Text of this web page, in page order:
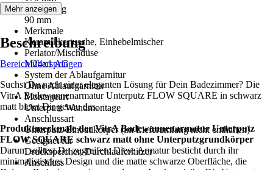
Ausladung
90 mm
Merkmale
Keramikkartusche, Einhebelmischer
Perlator/Mischdüse
M24x1 AG
System der Ablaufgarnitur
Ohne Ablaufgarnitur
Montageart
Unterputz Wandmontage
Anschlussart
Unterputz-Einbaukörper (im Lieferumfang nicht enthalten)
Geeignet für
Druckspeicher, Durchlauferhitzer
Anschluss
Mehr anzeigen
Beschreibung
Bereich überspringen
Suchst Du nach einer eleganten Lösung für Dein Badezimmer? Die
VitrA Badewannenarmatur Unterputz FLOW SQUARE in schwarz
matt bietet Dir genau das.
Produktmerkmale der VitrA Badewannenarmatur Unterputz
FLOW SQUARE schwarz matt ohne Unterputzgrundkörper
Darum solltest Du zugreifen: Diese Armatur besticht durch ihr
minimalistisches Design und die matte schwarze Oberfläche, die